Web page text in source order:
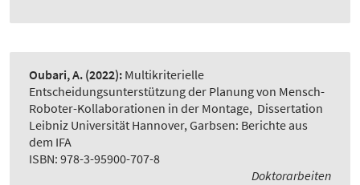
Oubari, A. (2022): Multikriterielle
Entscheidungsunterstützung der Planung von Mensch-
Roboter-Kollaborationen in der Montage, Dissertation
Leibniz Universität Hannover, Garbsen: Berichte aus
dem IFA
ISBN: 978-3-95900-707-8
Doktorarbeiten